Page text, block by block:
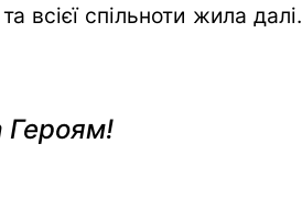
всієї спільноти жила далі.
Героям!